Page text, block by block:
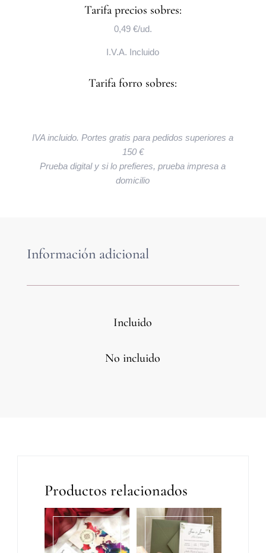
Tarifa precios sobres:
0,49 €/ud.
I.V.A. Incluido
Tarifa forro sobres:
IVA incluido. Portes gratis para pedidos superiores a
150 €
Prueba digital y si lo prefieres, prueba impresa a
domicilio
Información adicional
Incluido
No incluido
Productos relacionados